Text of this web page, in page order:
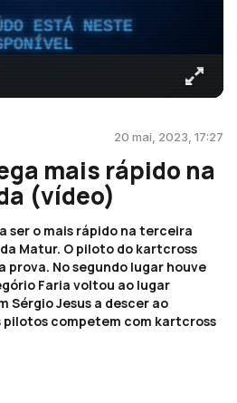
ESTÁ NESTE
20 mai, 2023, 17:27
mais rápido na
(vídeo)
ser o mais rápido na terceira
Matur. O piloto do kartcross
No segundo lugar houve
Faria voltou ao lugar
Sérgio Jesus a descer ao
competem com kartcross